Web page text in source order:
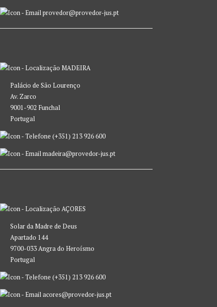
provedor@provedor-jus.pt
MADEIRA
Palácio de São Lourenço
Av. Zarco
9001-902 Funchal
Portugal
(+351) 213 926 600
madeira@provedor-jus.pt
AÇORES
Solar da Madre de Deus
Apartado 144
9700-033 Angra do Heroísmo
Portugal
(+351) 213 926 600
acores@provedor-jus.pt